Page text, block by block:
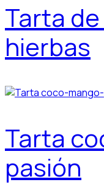
Tarta
hierbas
Tarta
pasión